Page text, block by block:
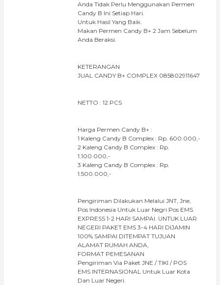
Anda Tidak Perlu Menggunakan Permen
Candy B Ini Setiap Hari.
Untuk Hasil Yang Baik.
Makan Permen Candy B+ 2 Jam Sebelum
Anda Beraksi.
KETERANGAN
JUAL CANDY B+ COMPLEX 085802911647
NETTO : 12 PCS
Harga Permen Candy B+ :
1 Kaleng Candy B Complex : Rp. 600.000,-
2 Kaleng Candy B Complex : Rp.
1.100.000,-
3 Kaleng Candy B Complex : Rp.
1.500.000,-
Pengiriman Dilakukan Melalui JNT, Jne,
Pos Indonesia Untuk Luar Negri Pos EMS
EXPRESS 1-2 HARI SAMPAI. UNTUK LUAR
NEGERI PAKET EMS 3-4 HARI DIJAMIN
100% SAMPAI DITEMPAT TUJUAN
ALAMAT RUMAH ANDA,
FORMAT PEMESANAN
Pengiriman Via Paket JNE / TIKI / POS
EMS INTERNASIONAL Untuk Luar Kota
Dan Luar Negeri.